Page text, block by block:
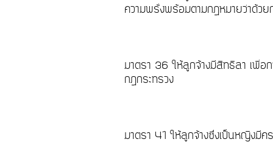
ความพรั่งพร้อมตามกฎหมายว่าด้ว
มาตรา 36 ให้ลูกจ้างมีสิทธิลา เพื่อ
กฎกระทรวง
มาตรา 41 ให้ลูกจ้างซึ่งเป็นหญิง